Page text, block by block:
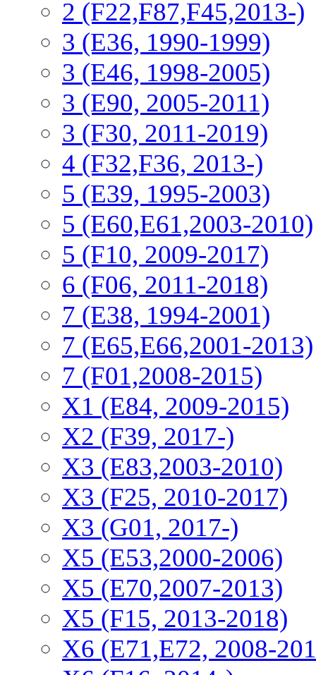
2 (F22,F87,F45,2013-)
3 (Е36, 1990-1999)
3 (E46, 1998-2005)
3 (E90, 2005-2011)
3 (F30, 2011-2019)
4 (F32,F36, 2013-)
5 (E39, 1995-2003)
5 (E60,E61,2003-2010)
5 (F10, 2009-2017)
6 (F06, 2011-2018)
7 (E38, 1994-2001)
7 (E65,E66,2001-2013)
7 (F01,2008-2015)
X1 (E84, 2009-2015)
Х2 (F39, 2017-)
X3 (E83,2003-2010)
X3 (F25, 2010-2017)
X3 (G01, 2017-)
X5 (E53,2000-2006)
X5 (E70,2007-2013)
X5 (F15, 2013-2018)
X6 (E71,E72, 2008-